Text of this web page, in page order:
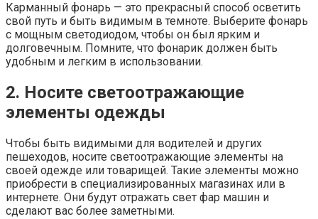
Карманный фонарь — это прекрасный способ осветить
свой путь и быть видимым в темноте. Выберите фонарь
с мощным светодиодом, чтобы он был ярким и
долговечным. Помните, что фонарик должен быть
удобным и легким в использовании.
2. Носите светоотражающие
элементы одежды
Чтобы быть видимыми для водителей и других
пешеходов, носите светоотражающие элементы на
своей одежде или товарищей. Такие элементы можно
приобрести в специализированных магазинах или в
интернете. Они будут отражать свет фар машин и
сделают вас более заметными.